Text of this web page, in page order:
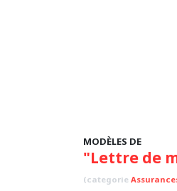
MODÈLES DE
"Lettre de
(categorie